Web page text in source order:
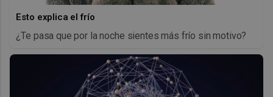
Esto explica el frío
¿Te pasa que por la noche sientes más frío sin motivo?